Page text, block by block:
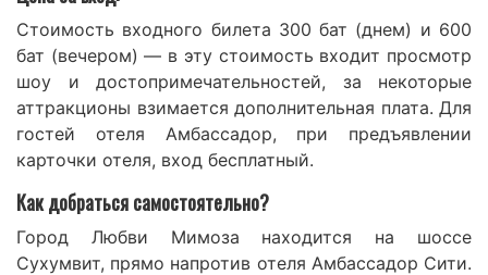
Стоимость входного билета 300 бат (днем) и 600
бат (вечером) — в эту стоимость входит просмотр
шоу и достопримечательностей, за некоторые
аттракционы взимается дополнительная плата. Для
гостей отеля Амбассадор, при предъявлении
карточки отеля, вход бесплатный.
Как добраться самостоятельно?
Город Любви Мимоза находится на шоссе
Сухумвит, прямо напротив отеля Амбассадор Сити.